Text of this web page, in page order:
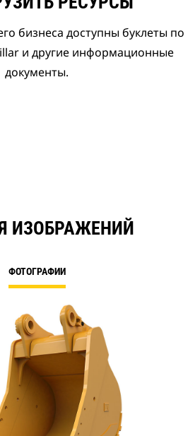
бизнеса доступны буклеты по
и другие информационные
документы.
ИЗОБРАЖЕНИЙ
ФОТОГРАФИИ